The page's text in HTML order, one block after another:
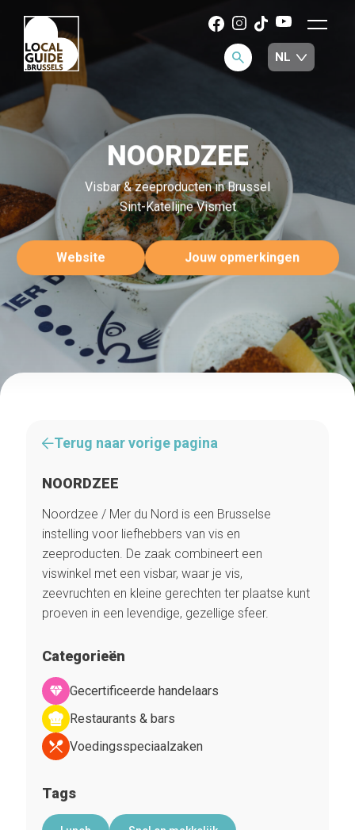
NOORDZEE
Visbar & zeeproducten in Brussel
Sint-Katelijne Vismet
Website Jouw opmerkingen
Terug naar vorige pagina
NOORDZEE
Noordzee / Mer du Nord is een Brusselse
instelling voor liefhebbers van vis en
zeeproducten. De zaak combineert een
viswinkel met een visbar, waar je vis,
zeevruchten en kleine gerechten ter plaatse kunt
proeven in een levendige, gezellige sfeer.
Categorieën
Gecertificeerde handelaars
Restaurants & bars
Voedingsspeciaalzaken
Tags